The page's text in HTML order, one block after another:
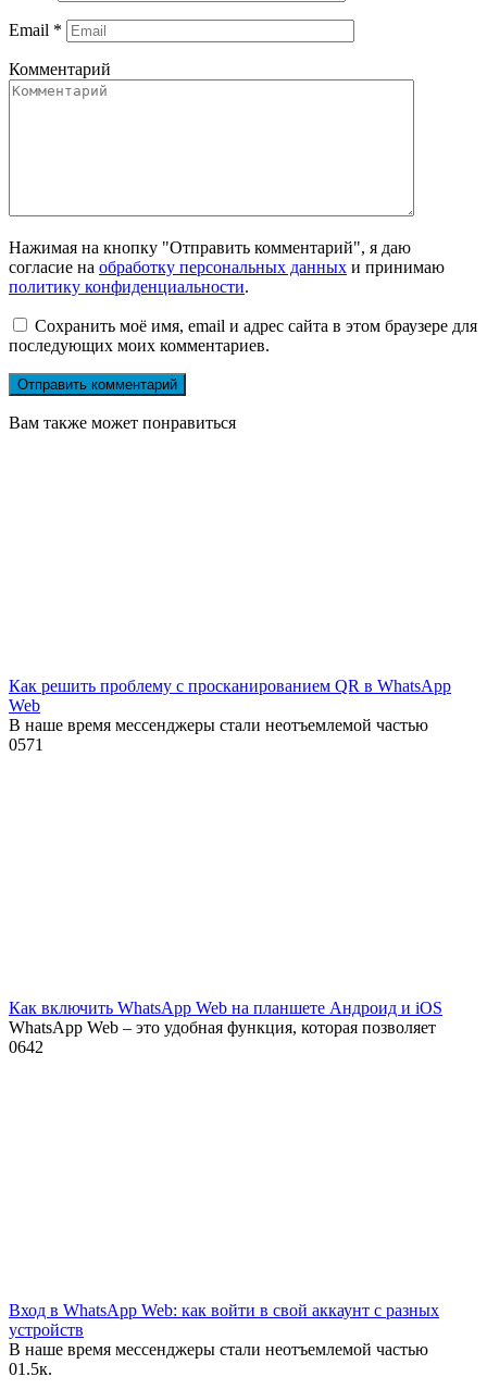
Email *
Комментарий
Нажимая на кнопку "Отправить комментарий", я даю
согласие на обработку персональных данных и принимаю
политику конфиденциальности.
Сохранить моё имя, email и адрес сайта в этом браузере для
последующих моих комментариев.
Вам также может понравиться
Как решить проблему с просканированием QR в WhatsApp
Web
В наше время мессенджеры стали неотъемлемой частью
0571
Как включить WhatsApp Web на планшете Андроид и iOS
WhatsApp Web – это удобная функция, которая позволяет
0642
Вход в WhatsApp Web: как войти в свой аккаунт с разных
устройств
В наше время мессенджеры стали неотъемлемой частью
01.5к.